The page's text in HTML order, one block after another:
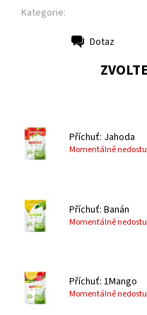
Kategorie:
Dotaz
Příchuť: Jahoda
Momentálně
Příchuť: Banán
Momentálně
Příchuť: 1Mango
Momentálně